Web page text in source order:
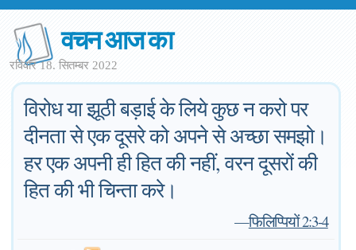
वचन आज का
रविवार 18. सितम्बर 2022
विरोध या झूठी बड़ाई के लिये कुछ न करो पर
दीनता से एक दूसरे को अपने से अच्छा समझो।
हर एक अपनी ही हित की नहीं, वरन दूसरों की
हित की भी चिन्ता करे।
—फिलिप्पियों 2:3-4